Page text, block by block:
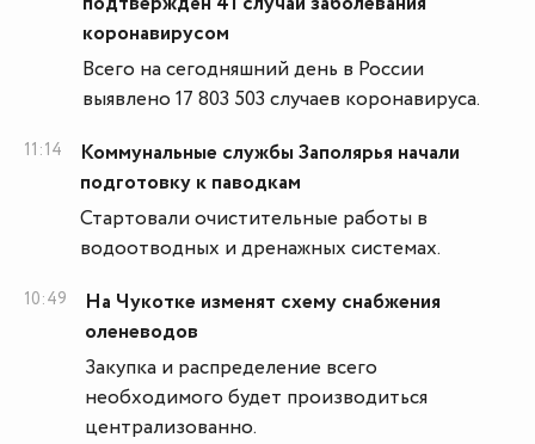
коронавирусом
Всего на сегодняшний день в России
выявлено 17 803 503 случаев коронавируса.
11:14
Коммунальные службы Заполярья начали
подготовку к паводкам
Стартовали очистительные работы в
водоотводных и дренажных системах.
10:49
На Чукотке изменят схему снабжения
оленеводов
Закупка и распределение всего
необходимого будет производиться
централизованно.